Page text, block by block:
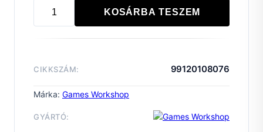
ADEPTUS
VALORIS
KOSÁRBA TESZEM
CIKKSZÁM: 99120108076
Márka: Games Workshop
GYÁRTÓ: